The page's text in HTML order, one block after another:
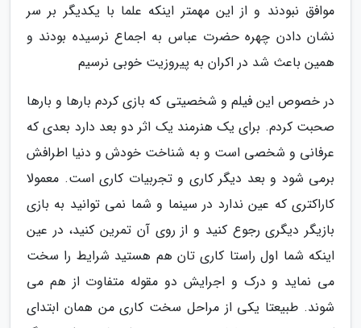
موافق نبودند و از این مهمتر اینکه علما با یکدیگر بر سر
نشان دادن چهره حضرت عباس به اجماع نرسیده بودند و
همین باعث شد در اکران به پیروزیت خوبی نرسیم
در خصوص این فیلم و شخصیتی که بازی کردم بارها و بارها
صحبت کردم. برای یک هنرمند یک اثر دو بعد دارد بعدی که
عرفانی و شخصی است و به شناخت خودش و دنیا اطرافش
برمی شود و بعد دیگر کاری و تجربیات کاری است. معمولا
کاراکتری که عین ندارد در سینما و شما نمی توانید به بازی
بازیگر دیگری رجوع کنید و از روی آن تمرین کنید، در عین
اینکه شما اول راستا کاری تان هم هستید شرایط را سخت
می نماید و درک و اجرایش دو مقوله متفاوت از هم می
شوند. طبیعتا یکی از مراحل سخت کاری من همان ابتدای